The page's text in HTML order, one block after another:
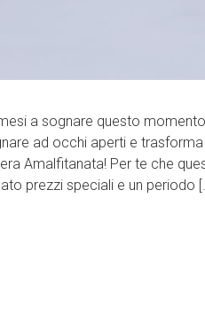
a sognare questo
ad occhi aperti e
Amalfitanata! Per te che
prezzi speciali e un periodo